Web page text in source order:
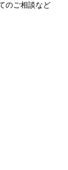
のご相談など